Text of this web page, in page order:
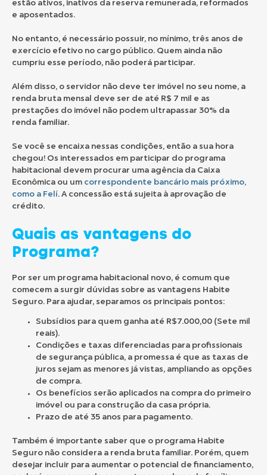
estão ativos, inativos da reserva remunerada, reformados
e aposentados.
No entanto, é necessário possuir, no mínimo, três anos de
exercício efetivo no cargo público. Quem ainda não
cumpriu esse período, não poderá participar.
Além disso, o servidor não deve ter imóvel no seu nome, a
renda bruta mensal deve ser de até R$ 7 mil e as
prestações do imóvel não podem ultrapassar 30% da
renda familiar.
Se você se encaixa nessas condições, então a sua hora
chegou! Os interessados em participar do programa
habitacional devem procurar uma agência da Caixa
Econômica ou um correspondente bancário mais próximo,
como a Felí. A concessão está sujeita à aprovação de
crédito.
Quais as vantagens do
Programa?
Por ser um programa habitacional novo, é comum que
comecem a surgir dúvidas sobre as vantagens Habite
Seguro. Para ajudar, separamos os principais pontos:
Subsídios para quem ganha até R$7.000,00 (Sete mil
reais).
Condições e taxas diferenciadas para profissionais
de segurança pública, a promessa é que as taxas de
juros sejam as menores já vistas, ampliando as opções
de compra.
Os benefícios serão aplicados na compra do primeiro
imóvel ou para construção da casa própria.
Prazo de até 35 anos para pagamento.
Também é importante saber que o programa Habite
Seguro não considera a renda bruta familiar. Porém, quem
desejar incluir para aumentar o potencial de financiamento,